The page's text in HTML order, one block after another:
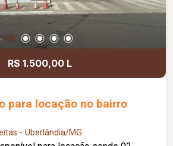
R$ 1.500,00 L
para locação no bairro
- Uberlândia/MG